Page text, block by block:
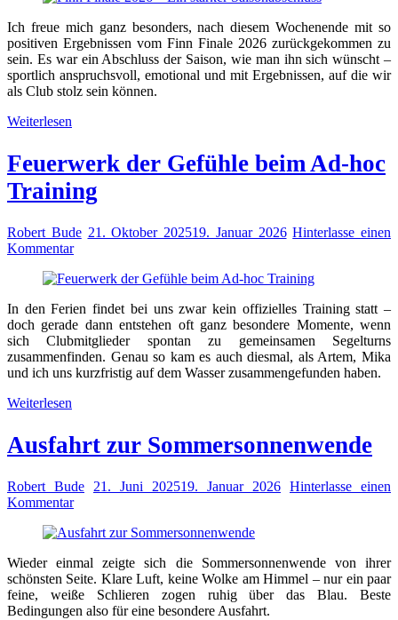
Ich freue mich ganz besonders, nach diesem Wochenende mit so
positiven Ergebnissen vom Finn Finale 2026 zurückgekommen zu
sein. Es war ein Abschluss der Saison, wie man ihn sich wünscht –
sportlich anspruchsvoll, emotional und mit Ergebnissen, auf die wir
als Club stolz sein können.
Weiterlesen
Feuerwerk der Gefühle beim Ad-hoc
Training
Robert Bude 21. Oktober 202519. Januar 2026 Hinterlasse einen
Kommentar
In den Ferien findet bei uns zwar kein offizielles Training statt –
doch gerade dann entstehen oft ganz besondere Momente, wenn
sich Clubmitglieder spontan zu gemeinsamen Segelturns
zusammenfinden. Genau so kam es auch diesmal, als Artem, Mika
und ich uns kurzfristig auf dem Wasser zusammengefunden haben.
Weiterlesen
Ausfahrt zur Sommersonnenwende
Robert Bude 21. Juni 202519. Januar 2026 Hinterlasse einen
Kommentar
Wieder einmal zeigte sich die Sommersonnenwende von ihrer
schönsten Seite. Klare Luft, keine Wolke am Himmel – nur ein paar
feine, weiße Schlieren zogen ruhig über das Blau. Beste
Bedingungen also für eine besondere Ausfahrt.